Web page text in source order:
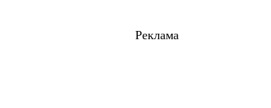
Реклама